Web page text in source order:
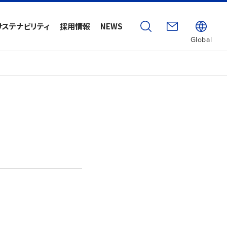
ステナビリティ 採用情報
NEWS
Global